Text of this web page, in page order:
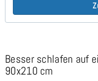
Besser schlafen auf
90x210 cm